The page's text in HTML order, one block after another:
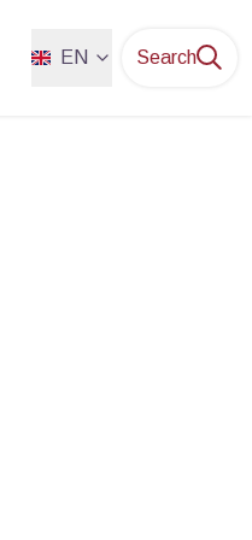
EN Search